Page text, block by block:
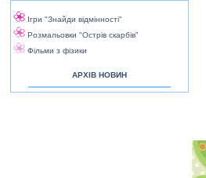
Ігри "Знайди відмінності"
Розмальовки "Острів скарбів"
Фільми з фізики
АРХІВ НОВИН